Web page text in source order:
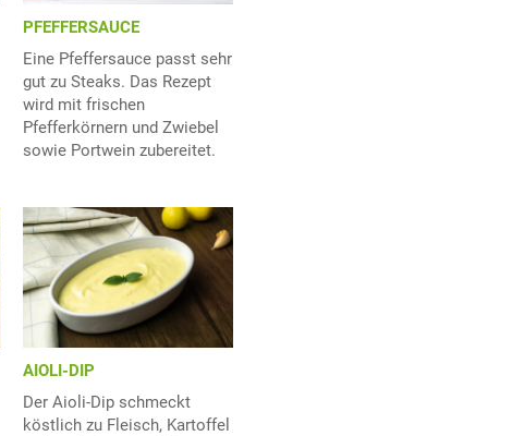
PFEFFERSAUCE
Eine Pfeffersauce passt sehr
gut zu Steaks. Das Rezept
wird mit frischen
Pfefferkörnern und Zwiebel
sowie Portwein zubereitet.
AIOLI-DIP
Der Aioli-Dip schmeckt
köstlich zu Fleisch, Kartoffel